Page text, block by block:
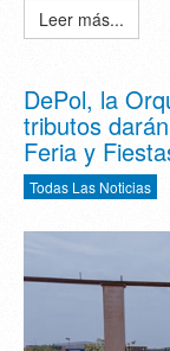
Leer más...
DePol, la
tributos
Feria y
Todas Las Noticias